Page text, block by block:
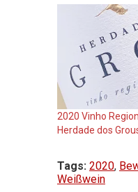
2020 Vinho
Herdade dos
Tags: 2020,
Weißwein